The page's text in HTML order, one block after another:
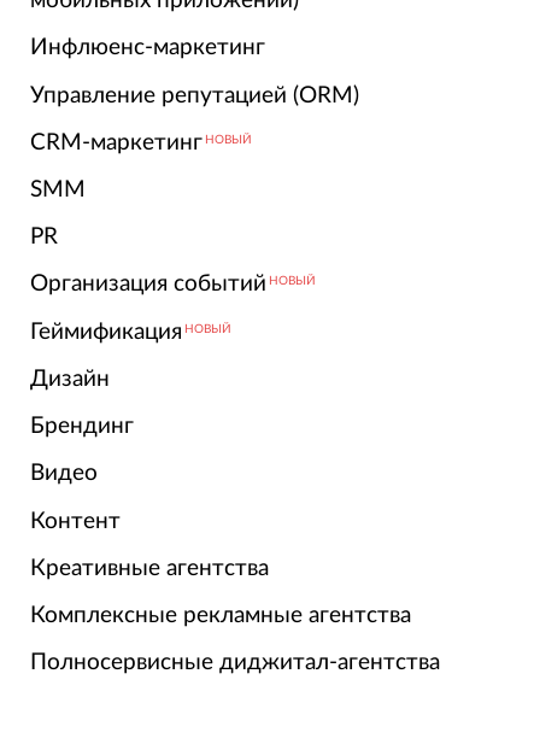
Инфлюенс-маркетинг
Управление репутацией (ORM)
CRM-маркетинг НОВЫЙ
SMM
PR
Организация событий НОВЫЙ
Геймификация НОВЫЙ
Дизайн
Брендинг
Видео
Контент
Креативные агентства
Комплексные рекламные агентства
Полносервисные диджитал-агентства